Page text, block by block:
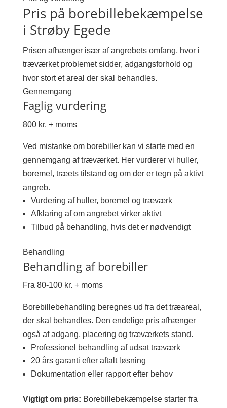
Pris på borebillebekæmpelse
i Strøby Egede
Prisen afhænger især af angrebets omfang, hvor i
træværket problemet sidder, adgangsforhold og
hvor stort et areal der skal behandles.
Gennemgang
Faglig vurdering
800 kr. + moms
Ved mistanke om borebiller kan vi starte med en
gennemgang af træværket. Her vurderer vi huller,
boremel, træets tilstand og om der er tegn på aktivt
angreb.
Vurdering af huller, boremel og træværk
Afklaring af om angrebet virker aktivt
Tilbud på behandling, hvis det er nødvendigt
Behandling
Behandling af borebiller
Fra 80-100 kr. + moms
Borebillebehandling beregnes ud fra det træareal,
der skal behandles. Den endelige pris afhænger
også af adgang, placering og træværkets stand.
Professionel behandling af udsat træværk
20 års garanti efter aftalt løsning
Dokumentation eller rapport efter behov
Vigtigt om pris: Borebillebekæmpelse starter fra